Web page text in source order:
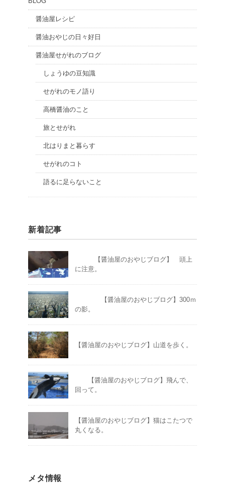
醤油屋レシピ
醤油おやじの日々好日
醤油屋せがれのブログ
しょうゆの豆知識
せがれのモノ語り
高橋醤油のこと
旅とせがれ
北はりまと暮らす
せがれのコト
語るに足らないこと
新着記事
【醤油屋のおやじブログ】 頭上
に注意。
【醤油屋のおやじブログ】300ｍ
の影。
【醤油屋のおやじブログ】山道を歩く。
【醤油屋のおやじブログ】飛んで、
回って。
【醤油屋のおやじブログ】猫はこたつで
丸くなる。
メタ情報